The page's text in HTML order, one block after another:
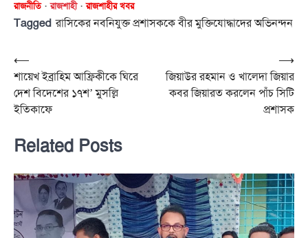
রাজনীতি রাজশাহী রাজশাহীর খবর
Taggedরাসিকের নবনিযুক্ত প্রশাসককে বীর মুক্তিযোদ্ধাদের অভিনন্দন
Post
navigation
⟵
শায়েখ ইব্রাহিম আফ্রিকীকে ঘিরে
দেশ বিদেশের ১৭শ’ মুসল্লি
ইতিকাফে
জিয়াউর রহমান ও খালেদা জিয়ার
কবর জিয়ারত করলেন পাঁচ সিটি
প্রশাসক
⟶
Related Posts